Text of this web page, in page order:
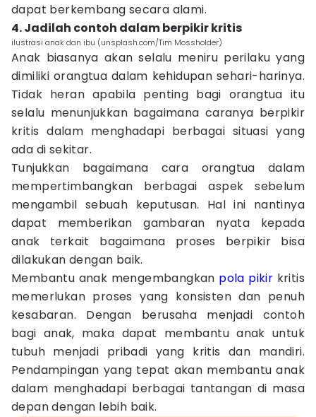
dapat berkembang secara alami.
4. Jadilah contoh dalam berpikir kritis
ilustrasi anak dan ibu (unsplash.com/Tim Mossholder)
Anak biasanya akan selalu meniru perilaku yang
dimiliki orangtua dalam kehidupan sehari-harinya.
Tidak heran apabila penting bagi orangtua itu
selalu menunjukkan bagaimana caranya berpikir
kritis dalam menghadapi berbagai situasi yang
ada di sekitar.
Tunjukkan bagaimana cara orangtua dalam
mempertimbangkan berbagai aspek sebelum
mengambil sebuah keputusan. Hal ini nantinya
dapat memberikan gambaran nyata kepada
anak terkait bagaimana proses berpikir bisa
dilakukan dengan baik.
Membantu anak mengembangkan pola pikir kritis
memerlukan proses yang konsisten dan penuh
kesabaran. Dengan berusaha menjadi contoh
bagi anak, maka dapat membantu anak untuk
tubuh menjadi pribadi yang kritis dan mandiri.
Pendampingan yang tepat akan membantu anak
dalam menghadapi berbagai tantangan di masa
depan dengan lebih baik.